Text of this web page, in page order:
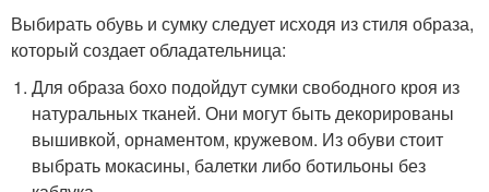
Выбирать обувь и сумку следует исходя из стиля образа,
который создает обладательница:
Для образа бохо подойдут сумки свободного кроя из
натуральных тканей. Они могут быть декорированы
вышивкой, орнаментом, кружевом. Из обуви стоит
выбрать мокасины, балетки либо ботильоны без